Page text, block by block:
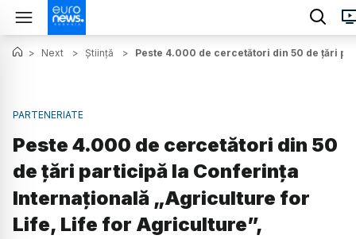
> Next > Știință > Peste 4.000 de cercetători din 50 de țări
PARTENERIATE
Peste 4.000 de cercetători din 50
de țări participă la Conferința
Internațională „Agriculture for
Life, Life for Agriculture”,